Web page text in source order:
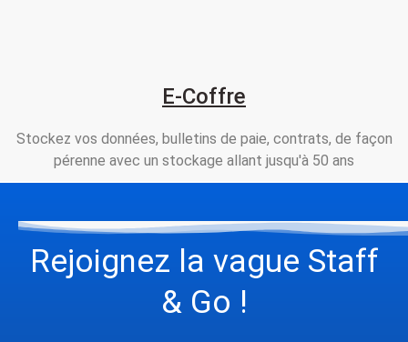
E-Coffre
Stockez vos données, bulletins de paie, contrats, de façon
pérenne avec un stockage allant jusqu'à 50 ans
Rejoignez la vague Staff
& Go !